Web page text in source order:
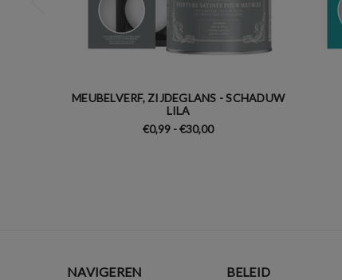
MEUBELVERF, ZIJDEGLANS - SCHADUW
LILA
€0,99 - €30,00
NAVIGEREN BELEID